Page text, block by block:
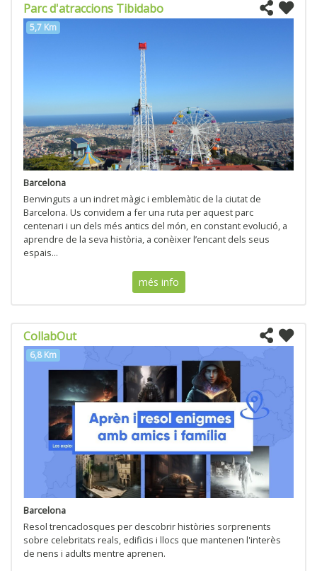
Parc d'atraccions Tibidabo
5,7 Km
Barcelona
Benvinguts a un indret màgic i emblemàtic de la ciutat de
Barcelona. Us convidem a fer una ruta per aquest parc
centenari i un dels més antics del món, en constant evolució, a
aprendre de la seva història, a conèixer l’encant dels seus
espais...
més info
CollabOut
6,8 Km
Barcelona
Resol trencaclosques per descobrir històries sorprenents
sobre celebritats reals, edificis i llocs que mantenen l'interès
de nens i adults mentre aprenen.